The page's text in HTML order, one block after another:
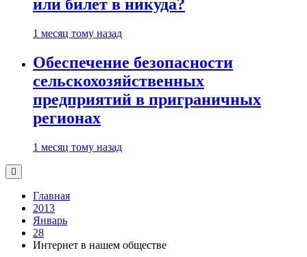
или билет в никуда?
1 месяц тому назад
Обеспечение безопасности
сельскохозяйственных
предприятий в приграничных
регионах
1 месяц тому назад
Главная
2013
Январь
28
Интернет в нашем обществе